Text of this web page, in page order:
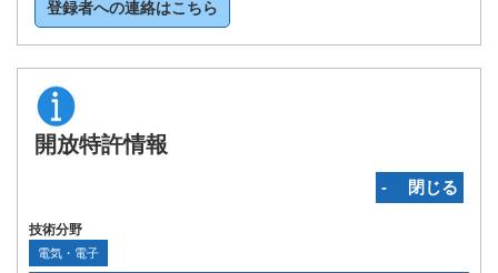
登録者への連絡はこちら
開放特許情報
‐ 閉じる
技術分野
電気・電子